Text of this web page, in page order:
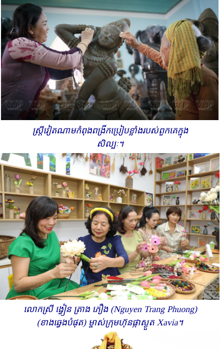
ស្ត្រីវៀតណាមកំពុងពង្រីកប្រៀបខ្លាំងរបស់ពួកគេក្នុង
សិល្បៈ។
លោកស្រី ង្វៀន ត្រាង ភឿង (Nguyen Trang Phuong)
(ខាងឆ្វេងបំផុត) ម្ចាស់ក្រុមហ៊ុនផ្កាស្ងួត Xavia។